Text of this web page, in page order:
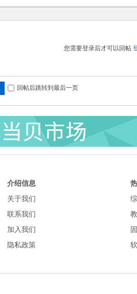
您需要登录后才可以回帖
回帖后跳转到最后一页
介绍信息
关于我们
联系我们
加入我们
隐私政策